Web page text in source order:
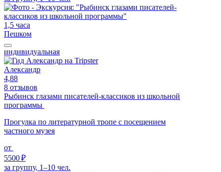
1,5 часа
Пешком
индивидуальная
Александр
4,88
8 отзывов
Рыбинск глазами писателей-классиков из школьной
программы
Прогулка по литературной тропе с посещением
частного музея
от
5500 ₽
за группу, 1–10 чел.